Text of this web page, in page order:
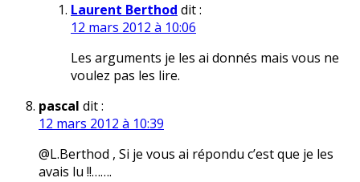
Laurent Berthod dit :
12 mars 2012 à 10:06
Les arguments je les ai donnés mais vous ne
voulez pas les lire.
pascal dit :
12 mars 2012 à 10:39
@L.Berthod , Si je vous ai répondu c’est que je les
avais lu !!…….